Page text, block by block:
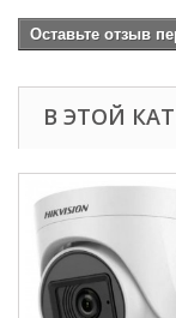
Оставьте отзыв
В ЭТОЙ